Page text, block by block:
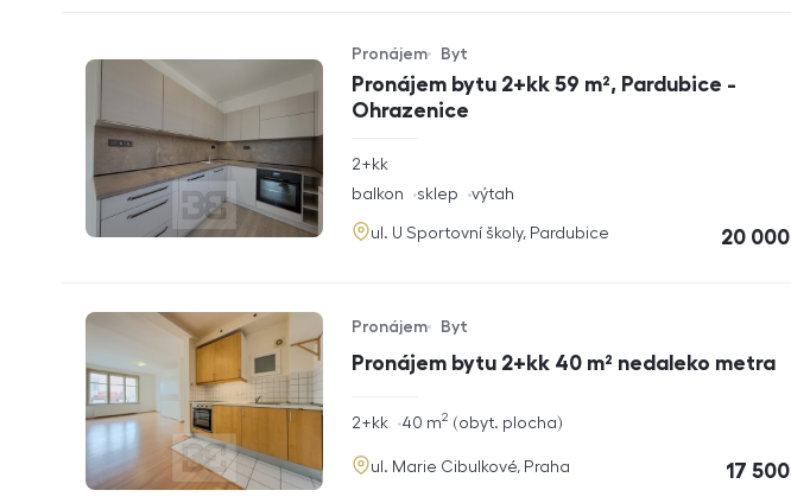
Pronájem bytu 2+kk 59 m², Pardubice -
Ohrazenice
Typ nabídky
Pronájem
Typ nemovitosti
Byt
rozměry
2+kk
funkce
balkon sklep výtah
adresa
ul. U Sportovní školy, Pardubice cena
20 000
Pronájem bytu 2+kk 40 m² nedaleko metra
Typ nabídky
Pronájem
Typ nemovitosti
Byt
rozměry
dispozice
2+kk obyt. plocha
40 m2
adresa
ul. Marie Cibulkové, Praha cena
17 500